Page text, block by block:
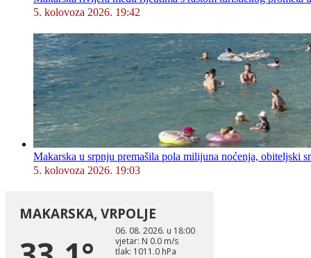
5. kolovoza 2026. 19:42
Makarska u srpnju premašila pola milijuna noćenja, obiteljski
5. kolovoza 2026. 19:03